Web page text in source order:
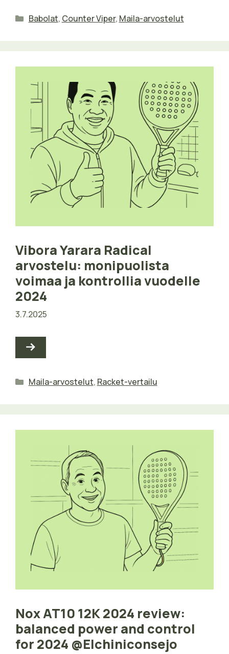
Kategoriat
Babolat, Counter Viper, Maila-arvostelut
Vibora Yarara Radical
arvostelu: monipuolista
voimaa ja kontrollia vuodelle
2024
3.7.2025
Kategoriat
Maila-arvostelut, Racket-vertailu
Nox AT10 12K 2024 review:
balanced power and control
for 2024 @Elchiniconsejo